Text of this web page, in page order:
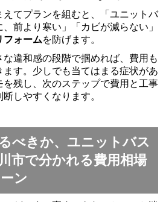
えてプランを組むと、「ユニットバ
前より寒い」「カビが減らない」
フォームを防げます。
違和感の段階で掴めれば、費用も
す。少しでも当てはまる症状があ
残し、次のステップで費用と工事
しやすくなります。
べきか、ユニットバス
市で分かれる費用相場
ン